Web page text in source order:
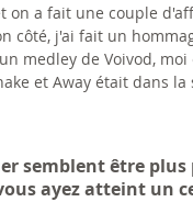
on a fait une couple
côté, j'ai fait un
medley de Voivod,
et Away était dans
semblent être
ayez atteint un